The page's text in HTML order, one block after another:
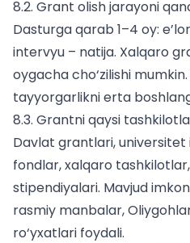
8.2. Grant olish jarayoni
Dasturga qarab 1–4 oy:
intervyu – natija. Xalqaro
oygacha cho‘zilishi
tayyorgarlikni erta
8.3. Grantni qaysi
Davlat grantlari, universitet
fondlar, xalqaro
stipendiyalari. Mavjud
rasmiy manbalar,
ro‘yxatlari foydali.